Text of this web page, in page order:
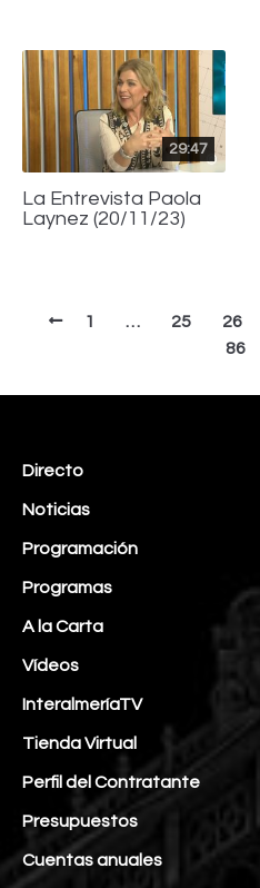
29:47
La Entrevista Paola
Laynez (20/11/23)
1 … 25 26
86
Directo
Noticias
Programación
Programas
A la Carta
Vídeos
InteralmeríaTV
Tienda Virtual
Perfil del Contratante
Presupuestos
Cuentas anuales